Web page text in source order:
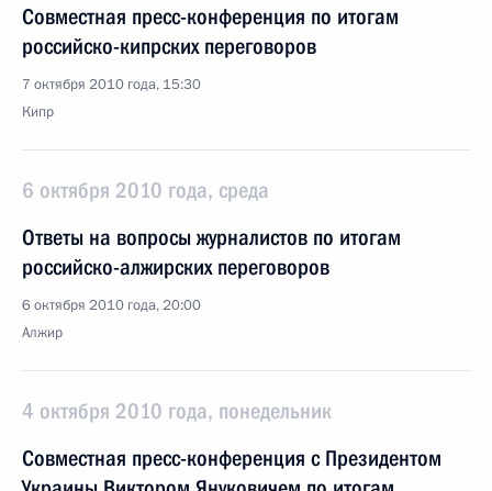
Совместная пресс-конференция по итогам
российско-кипрских переговоров
7 октября 2010 года, 15:30
Кипр
6 октября 2010 года, среда
Ответы на вопросы журналистов по итогам
российско-алжирских переговоров
6 октября 2010 года, 20:00
Алжир
4 октября 2010 года, понедельник
Совместная пресс-конференция с Президентом